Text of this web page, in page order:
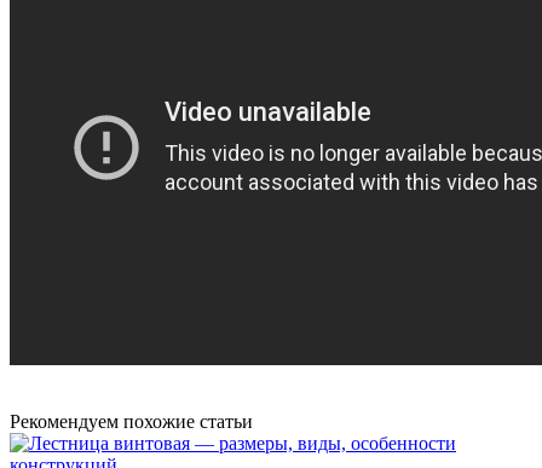
Рекомендуем похожие статьи